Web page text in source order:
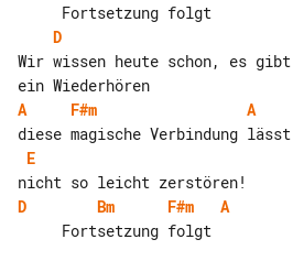
D
Wir wissen heute schon, es
A
F#m
A
E
D
Bm F#m
A